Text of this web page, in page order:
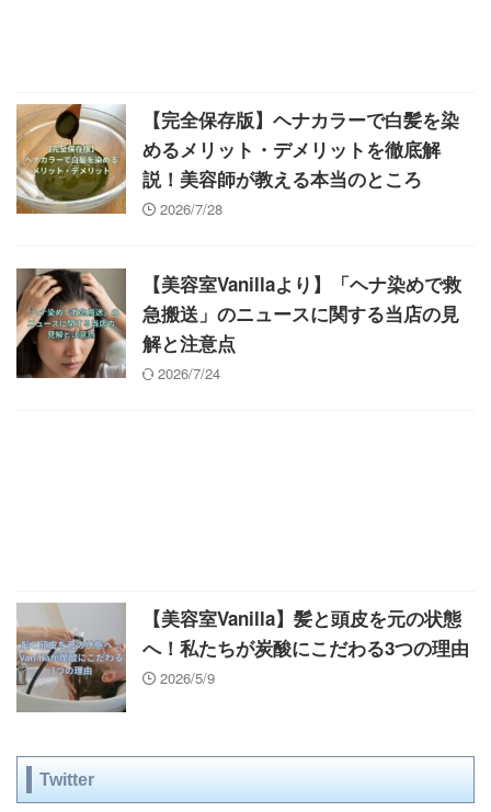
【完全保存版】ヘナカラーで白髪を染
めるメリット・デメリットを徹底解
説！美容師が教える本当のところ
2026/7/28
【美容室Vanillaより】「ヘナ染めで救
急搬送」のニュースに関する当店の見
解と注意点
2026/7/24
【美容室Vanilla】髪と頭皮を元の状態
へ！私たちが炭酸にこだわる3つの理由
2026/5/9
Twitter